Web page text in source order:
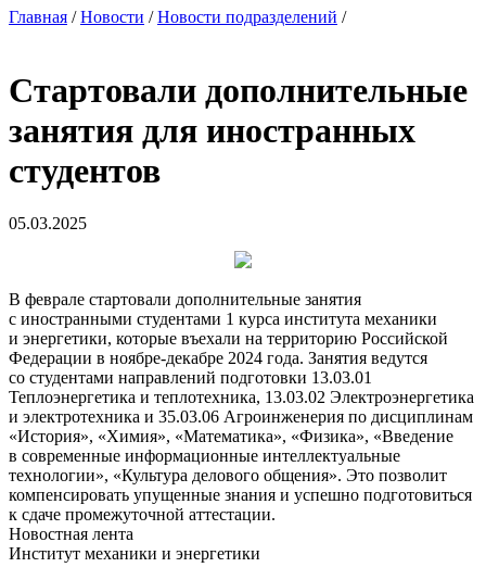
Главная /Новости /Новости подразделений /
Стартовали дополнительные
занятия для иностранных
студентов
05.03.2025
В феврале стартовали дополнительные занятия
с иностранными студентами 1 курса института механики
и энергетики, которые въехали на территорию Российской
Федерации в ноябре-декабре 2024 года. Занятия ведутся
со студентами направлений подготовки 13.03.01
Теплоэнергетика и теплотехника, 13.03.02 Электроэнергетика
и электротехника и 35.03.06 Агроинженерия по дисциплинам
«История», «Химия», «Математика», «Физика», «Введение
в современные информационные интеллектуальные
технологии», «Культура делового общения». Это позволит
компенсировать упущенные знания и успешно подготовиться
к сдаче промежуточной аттестации.
Новостная лента
Институт механики и энергетики